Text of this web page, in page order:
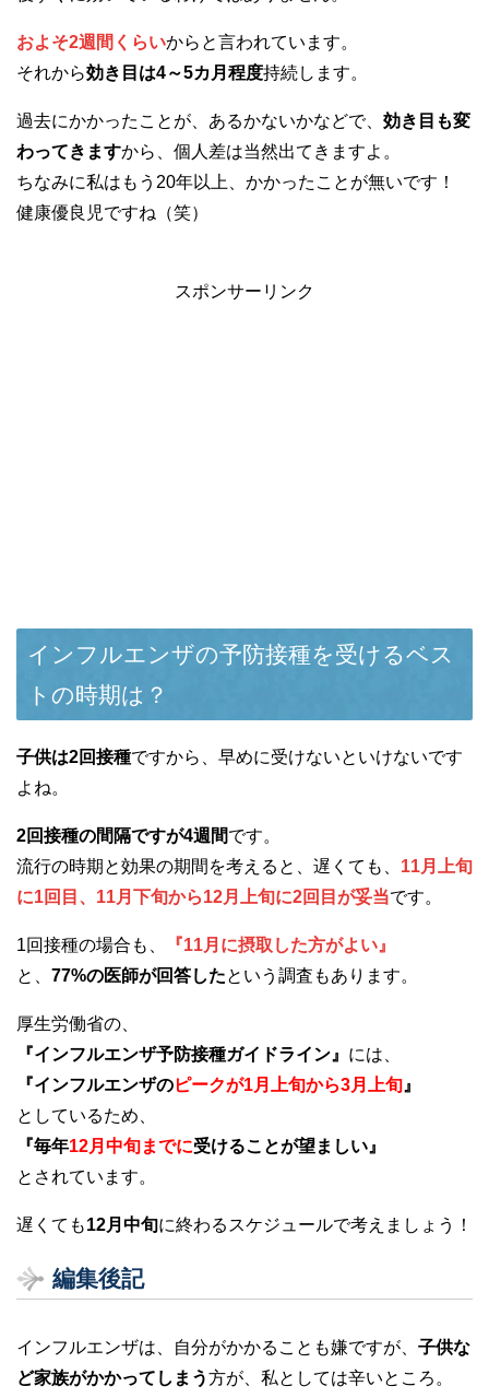
およそ2週間くらいからと言われています。
それから効き目は4～5カ月程度持続します。
過去にかかったことが、あるかないかなどで、 効き目も変
わってきますから、個人差は当然出てきますよ。
ちなみに私はもう20年以上、かかったことが無いです！
健康優良児ですね（笑）
スポンサーリンク
インフルエンザの予防接種を受けるベス
トの時期は？
子供は2回接種ですから、早めに受けないといけないです
よね。
2回接種の間隔ですが4週間です。
流行の時期と効果の期間を考えると、遅くても、 11月上旬
に1回目、11月下旬から12月上旬に2回目が妥当です。
1回接種の場合も、
『11月に摂取した方がよい』
と、 77%の医師が回答したという調査もあります。
厚生労働省の、
『インフルエンザ予防接種ガイドライン』 には、
『インフルエンザのピークが1月上旬から3月上旬 』
としているため、
『毎年12月中旬までに受けることが望ましい』
とされています。
遅くても12月中旬に終わるスケジュールで考えましょう！
編集後記
インフルエンザは、自分がかかることも嫌ですが、 子供な
ど家族がかかってしまう方が、私としては辛いところ。